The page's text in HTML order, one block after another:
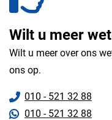
Wilt u meer
Wilt u meer over ons
ons op.
010 - 521 32 88
010 - 521 32 88